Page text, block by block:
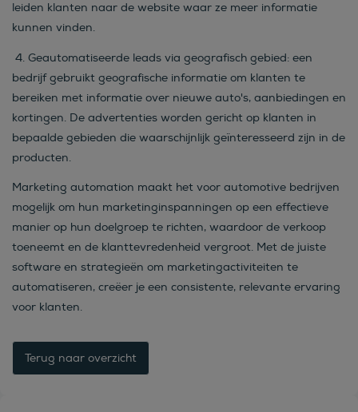
leiden klanten naar de website waar ze meer informatie
kunnen vinden.
4. Geautomatiseerde leads via geografisch gebied: een
bedrijf gebruikt geografische informatie om klanten te
bereiken met informatie over nieuwe auto's, aanbiedingen en
kortingen. De advertenties worden gericht op klanten in
bepaalde gebieden die waarschijnlijk geïnteresseerd zijn in de
producten.
Marketing automation maakt het voor automotive bedrijven
mogelijk om hun marketinginspanningen op een effectieve
manier op hun doelgroep te richten, waardoor de verkoop
toeneemt en de klanttevredenheid vergroot. Met de juiste
software en strategieën om marketingactiviteiten te
automatiseren, creëer je een consistente, relevante ervaring
voor klanten.
Terug naar overzicht